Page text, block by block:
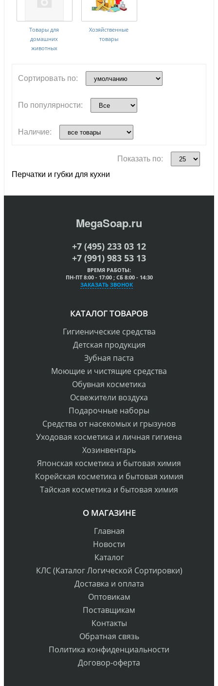
Товары для
домашних
животных
Хозяйственные
товары
Сортировать по:
По популярности:
Наличие:
Показать по:
Перчатки и губки для кухни
MegaSoap.ru
+7 (495) 233 03 12
+7 (991) 983 53 13
ВРЕМЯ РАБОТЫ:
ПН-ПТ 8:00 - 17:00 ; СБ 8:00 - 14:30
ЗАКАЗАТЬ ЗВОНОК
КАТАЛОГ ТОВАРОВ
Гигиенические средства
Детская продукция
Зубная паста
Моющие и чистящие средства
Обувная косметика
Освежители воздуха
Подарочные наборы
Средства от насекомых и грызунов
Уходовая косметика и личная гигиена
Хозинвентарь
Японская косметика и бытовая химия
Корейская косметика и бытовая химия
Тайская косметика и бытовая химия
О МАГАЗИНЕ
Главная
Новости
Каталог
КЛС (Каталог Логической Сортировки)
Доставка и оплата
Оптовикам
Поставщикам
Контакты
Обратная связь
Политика конфиденциальности
Договор-оферта